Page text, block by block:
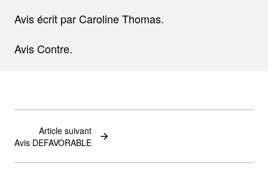
Avis écrit par Caroline Thomas.
Avis Contre.
Article suivant
Avis DEFAVORABLE